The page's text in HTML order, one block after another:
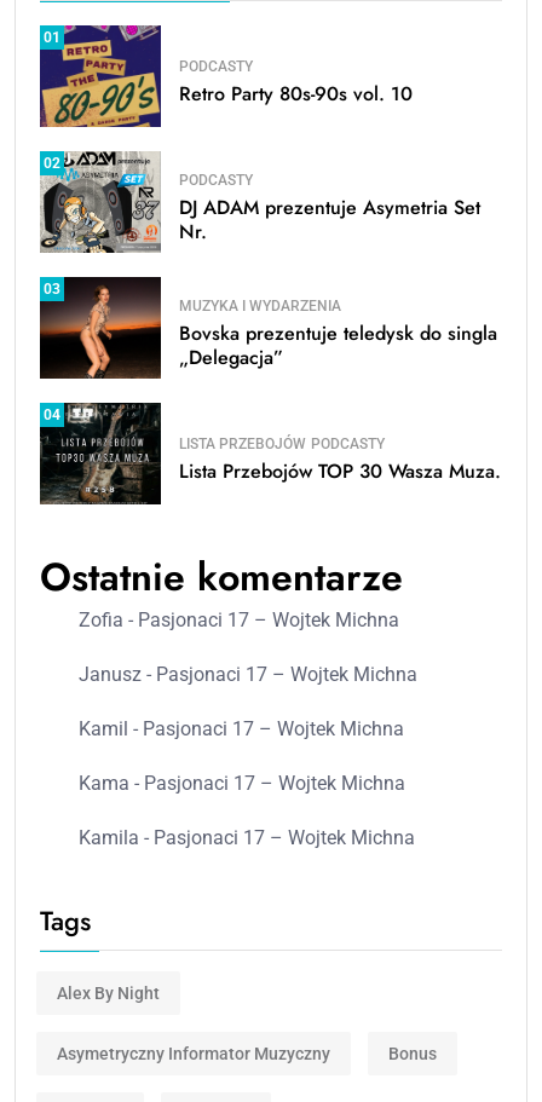
01
PODCASTY
Retro Party 80s-90s vol. 10
02
PODCASTY
DJ ADAM prezentuje Asymetria Set
Nr.
03
MUZYKA I WYDARZENIA
Bovska prezentuje teledysk do singla
„Delegacja”
04
LISTA PRZEBOJÓW PODCASTY
Lista Przebojów TOP 30 Wasza Muza.
Ostatnie komentarze
Zofia - Pasjonaci 17 – Wojtek Michna
Janusz - Pasjonaci 17 – Wojtek Michna
Kamil - Pasjonaci 17 – Wojtek Michna
Kama - Pasjonaci 17 – Wojtek Michna
Kamila - Pasjonaci 17 – Wojtek Michna
Tags
Alex By Night
Asymetryczny Informator Muzyczny Bonus